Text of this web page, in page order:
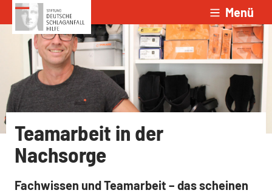
Zum Inhalt springen Menü
Teamarbeit in der
Nachsorge
Fachwissen und Teamarbeit – das scheinen